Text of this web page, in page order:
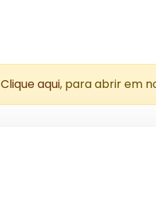
Clique aqui, para abrir em